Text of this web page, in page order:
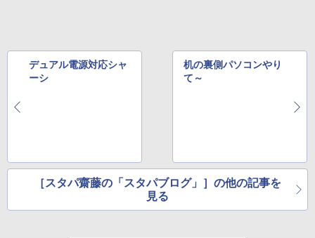
デュアル電源対応シャ
ーシ
机の裏側パソコンやり
て～
［スタパ齋藤の「スタパブログ」］の他の記事を
見る